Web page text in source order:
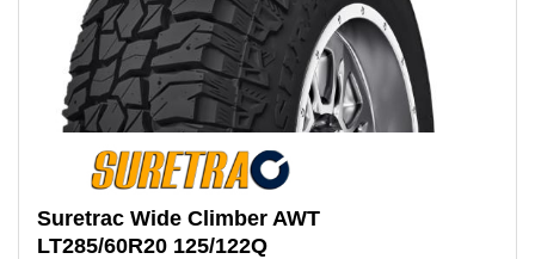
Suretrac Wide Climber AWT
LT285/60R20 125/122Q